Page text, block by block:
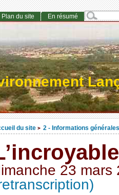
du site > 2 - Informations générales
23 mars
Plan du site En résumé